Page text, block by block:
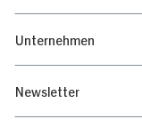
Unternehmen
Newsletter